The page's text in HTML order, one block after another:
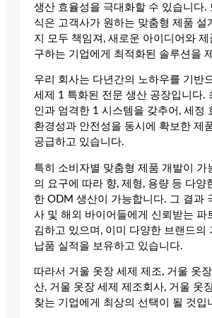
생산 효율성을 극대화할 수 있습니다.
식은 고객사가 원하는 맞춤형 제품 설
지 모두 책임져, 새로운 아이디어와
구하는 기업에게 최적화된 솔루션을
우리 회사는 다년간의 노하우를 기반
세제 1 특화된 전문 생산 공장입니다.
인과 엄격한 1 시스템을 갖추어, 세정
환경성과 안전성을 동시에 확보한 제
공급하고 있습니다.
특히 소비자별 맞춤형 제품 개발이 가
의 요구에 따라 향, 제형, 용량 등 다양
한 ODM 생산이 가능합니다. 그 결과
사 및 해외 바이어들에게 신뢰받는 파
김하고 있으며, 이미 다양한 브랜드의
납품 실적을 보유하고 있습니다.
따라서 거울 옷장 세제 제조, 거울 옷
산, 거울 옷장 세제 제조회사, 거울 옷
찾는 기업에게 최상의 선택이 될 것입